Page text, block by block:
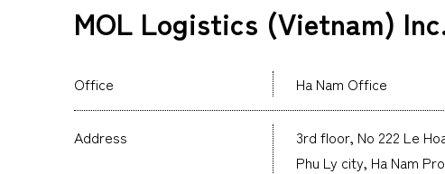
重量物・プロジェクト貨物輸送 半導
国際航空輸送
インタクトサービス
爆発物検査
航空貨物搬入先一覧
国際
カー
海外引越 MCS
Safety＆Value
トップメッセージ 企業
３分で分かるMOL Logistics ダイ
MOL Logistics (Vietnam)
Office Ha Nam Office
Address
3rd floor, No 222 Le
Phu Ly city, Ha Nam